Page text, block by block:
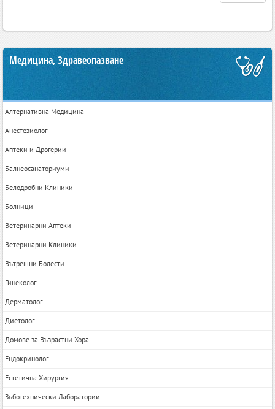
Медицина, Здравеопазване
Алтернативна Медицина
Анестезиолог
Аптеки и Дрогерии
Балнеосанаториуми
Белодробни Клиники
Болници
Ветеринарни Аптеки
Ветеринарни Клиники
Вътрешни Болести
Гинеколог
Дерматолог
Диетолог
Домове за Възрастни Хора
Ендокринолог
Естетична Хирургия
Зъботехнически Лаборатории